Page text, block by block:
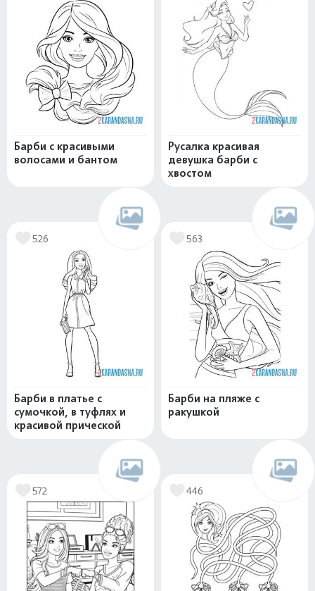
Барби с красивыми
волосами и бантом
Русалка красивая
девушка барби с
хвостом
526
Барби в платье с
сумочкой, в туфлях и
красивой прической
563
Барби на пляже с
ракушкой
572 446